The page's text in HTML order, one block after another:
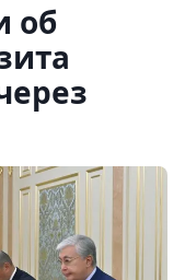
об